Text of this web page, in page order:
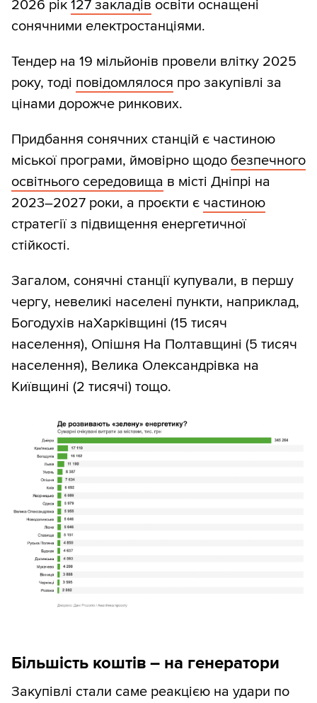
2026 рік 127 закладів освіти оснащені
сонячними електростанціями.
Тендер на 19 мільйонів провели влітку 2025
року, тоді повідомлялося про закупівлі за
цінами дорожче ринкових.
Придбання сонячних станцій є частиною
міської програми, ймовірно щодо безпечного
освітнього середовища в місті Дніпрі на
2023–2027 роки, а проєкти є частиною
стратегії з підвищення енергетичної
стійкості.
Загалом, сонячні станції купували, в першу
чергу, невеликі населені пункти, наприклад,
Богодухів наХарківщині (15 тисяч
населення), Опішня На Полтавщині (5 тисяч
населення), Велика Олександрівка на
Київщині (2 тисячі) тощо.
Більшість коштів – на генератори
Закупівлі стали саме реакцією на удари по